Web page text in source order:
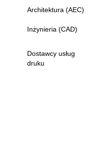
Architektura (AEC)
Inżynieria (CAD)
Dostawcy usług
druku